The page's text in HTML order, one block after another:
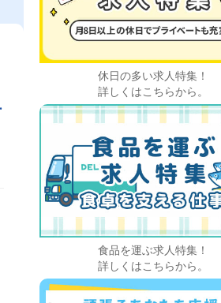
休日の多い求人特集！
詳しくはこちらから。
食品を運ぶ求人特集！
詳しくはこちらから。